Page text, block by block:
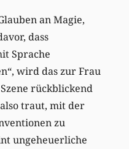
an Magie,
dass
Sprache
wird das zur Frau
rückblickend
traut, mit der
zu
ungeheuerliche